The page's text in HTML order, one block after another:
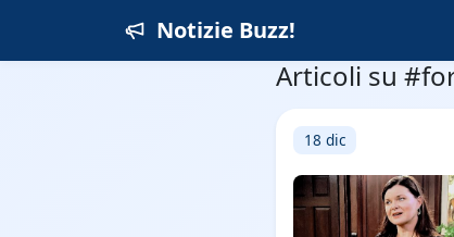
Notizie Buzz!
Articoli su
18 dic